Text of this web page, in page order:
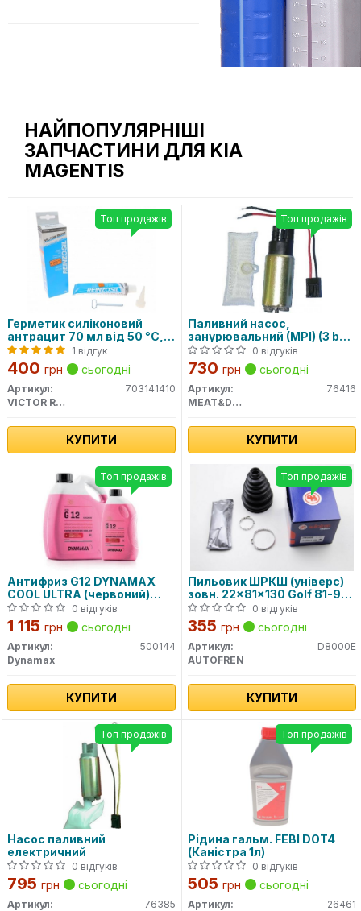
НАЙПОПУЛЯРНІШІ
ЗАПЧАСТИНИ ДЛЯ KIA
MAGENTIS
Герметик силіконовий
антрацит 70 мл від 50 °C,
до 320 °C 1 відгук
400 грн сьогодні
Артикул:
703141410
VICTOR REINZ
КУПИТИ
Топ продажів
Паливний насос,
занурювальний (MPI) (3 bar
95 l/h)
0 відгуків
730 грн сьогодні
Артикул:
76416
MEAT&DORIA
КУПИТИ
Топ продажів
Антифриз G12 DYNAMAX
COOL ULTRA (червоний)
концентрат (4L)
0 відгуків
1 115 грн сьогодні
Артикул:
500144
Dynamax
КУПИТИ
Топ продажів
Пильовик ШРКШ (універс)
зовн. 22x81x130 Golf 81-97,
Passat 80-88, AUDI 80 -91
0 відгуків
355 грн сьогодні
Артикул:
D8000E
AUTOFREN
КУПИТИ
Топ продажів
Насос паливний
електричний
0 відгуків
795 грн сьогодні
Артикул:
76385
Топ продажів
Рідина гальм. FEBI DOT4
(Каністра 1л)
0 відгуків
505 грн сьогодні
Артикул:
26461
Топ продажів